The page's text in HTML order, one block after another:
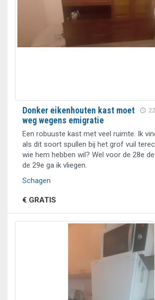
Donker eikenhouten kast moet
weg wegens emigratie
Een robuuste kast met veel ruimte. Ik
als dit soort spullen bij het grof vuil
wie hem hebben wil? Wel voor de 28e
de 29e ga ik vliegen.
Schagen
€ GRATIS